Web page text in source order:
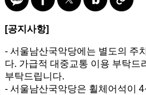
[공지사항]
- 서울남산국악당에는 별도의 주
다. 가급적 대중교통 이용 부탁드
부탁드립니다.
- 서울남산국악당은 휠체어석이